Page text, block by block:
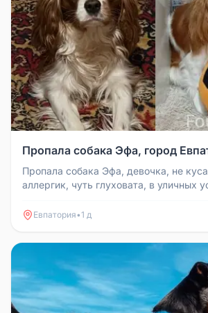
Пропала собака Эфа, город
Пропала собака Эфа, девочка, не
аллергик, чуть глуховата, в уличных
Евпатория•1 д